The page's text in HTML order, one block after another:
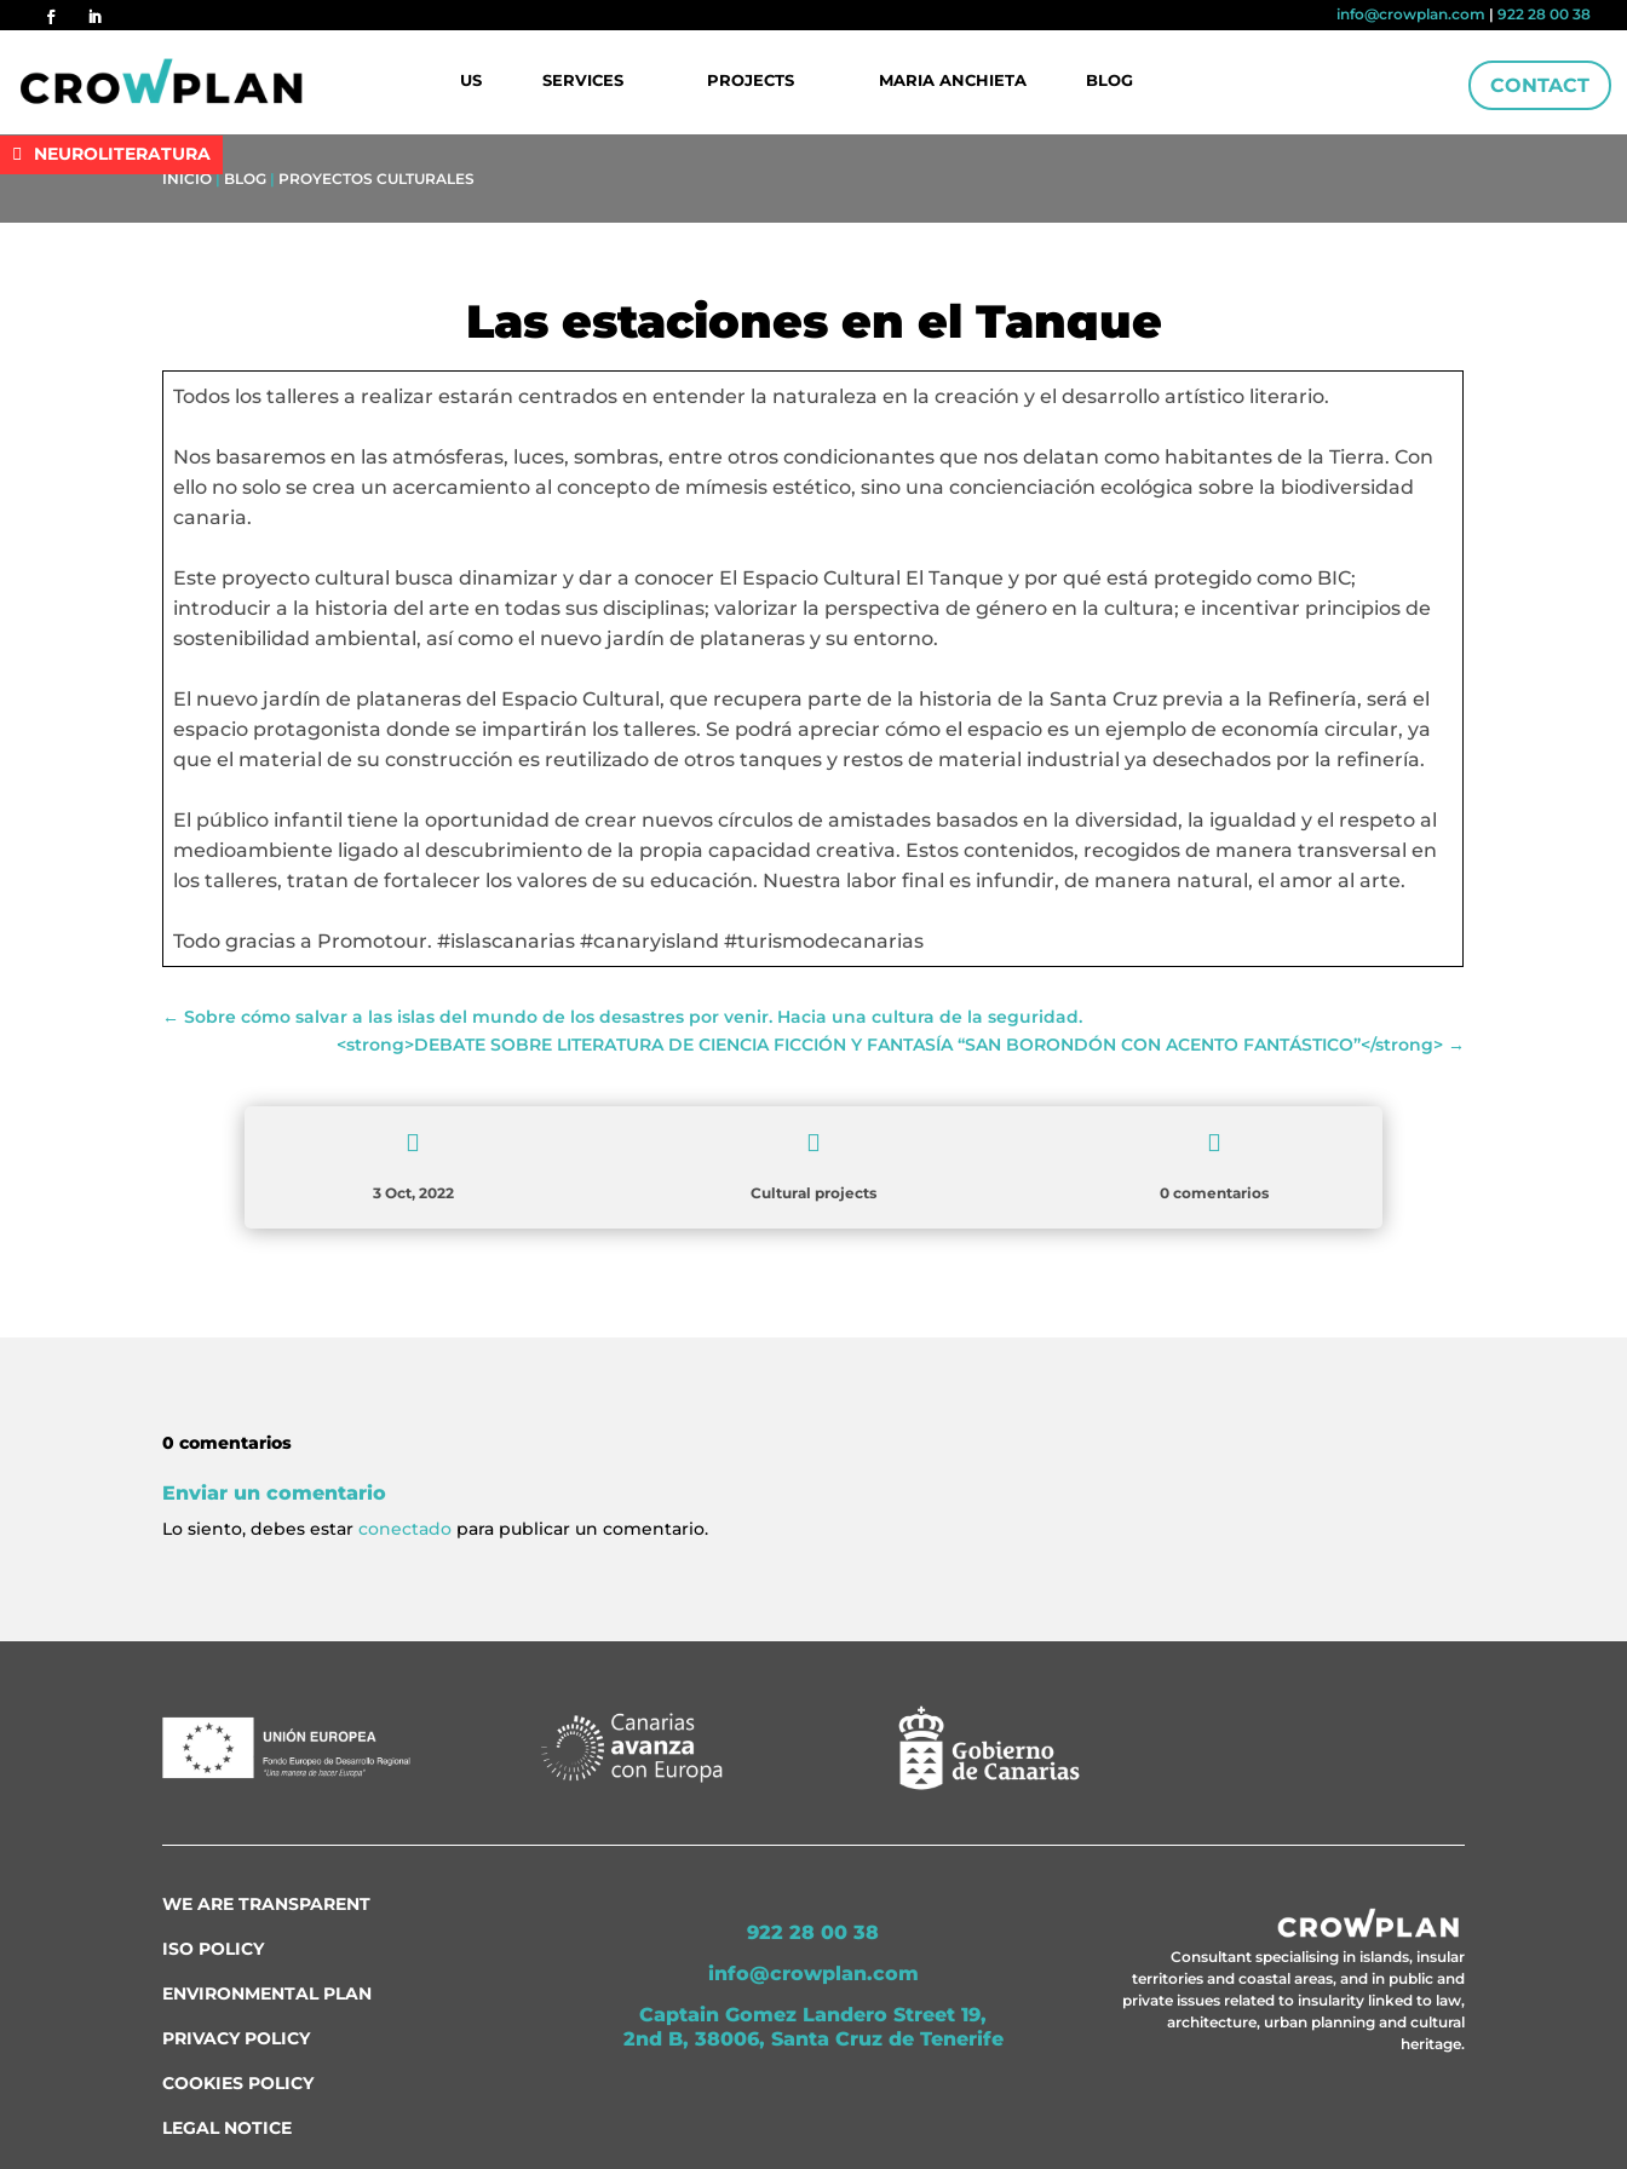
info@crowplan.com | 922 28 00 38
US SERVICES PROJECTS MARIA ANCHIETA BLOG CONTACT
NEUROLITERATURA
INICIO |BLOG | PROYECTOS CULTURALES
Las estaciones en el Tanque
Todos los talleres a realizar estarán centrados en entender la naturaleza en la creación y el desarrollo artístico literario.
Nos basaremos en las atmósferas, luces, sombras, entre otros condicionantes que nos delatan como habitantes de la Tierra. Con
ello no solo se crea un acercamiento al concepto de mímesis estético, sino una concienciación ecológica sobre la biodiversidad
canaria.
Este proyecto cultural busca dinamizar y dar a conocer El Espacio Cultural El Tanque y por qué está protegido como BIC;
introducir a la historia del arte en todas sus disciplinas; valorizar la perspectiva de género en la cultura; e incentivar principios de
sostenibilidad ambiental, así como el nuevo jardín de plataneras y su entorno.
El nuevo jardín de plataneras del Espacio Cultural, que recupera parte de la historia de la Santa Cruz previa a la Refinería, será el
espacio protagonista donde se impartirán los talleres. Se podrá apreciar cómo el espacio es un ejemplo de economía circular, ya
que el material de su construcción es reutilizado de otros tanques y restos de material industrial ya desechados por la refinería.
El público infantil tiene la oportunidad de crear nuevos círculos de amistades basados en la diversidad, la igualdad y el respeto al
medioambiente ligado al descubrimiento de la propia capacidad creativa. Estos contenidos, recogidos de manera transversal en
los talleres, tratan de fortalecer los valores de su educación. Nuestra labor final es infundir, de manera natural, el amor al arte.
Todo gracias a Promotour. #islascanarias #canaryisland #turismodecanarias
←Sobre cómo salvar a las islas del mundo de los desastres por venir. Hacia una cultura de la seguridad.
<strong>DEBATE SOBRE LITERATURA DE CIENCIA FICCIÓN Y FANTASÍA “SAN BORONDÓN CON ACENTO FANTÁSTICO”</strong> →

3 Oct, 2022

Cultural projects

0 comentarios
0 comentarios
Enviar un comentario
Lo siento, debes estarconectado para publicar un comentario.
WE ARE TRANSPARENT
ISO POLICY
ENVIRONMENTAL PLAN
PRIVACY POLICY
COOKIES POLICY
LEGAL NOTICE
922 28 00 38
info@crowplan.com
Captain Gomez Landero Street 19,
2nd B, 38006, Santa Cruz de Tenerife
Consultant specialising in islands, insular
territories and coastal areas, and in public and
private issues related to insularity linked to law,
architecture, urban planning and cultural
heritage.